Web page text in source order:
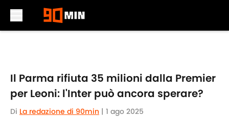
Il Parma rifiuta 35 milioni dalla Premier
per Leoni: l'Inter può ancora sperare?
Di La redazione di 90min | 1 ago 2025